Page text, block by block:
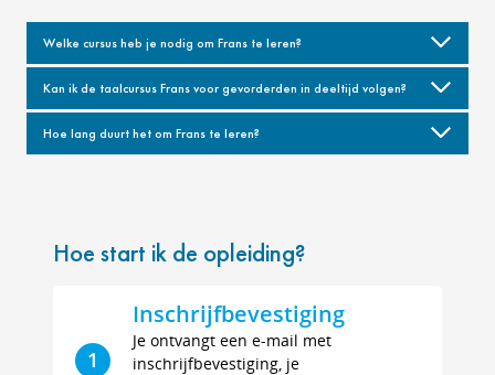
Welke cursus heb je nodig om Frans te leren?
Kan ik de taalcursus Frans voor gevorderden in deeltijd volgen?
Hoe lang duurt het om Frans te leren?
Hoe start ik de opleiding?
1
Inschrijfbevestiging
Je ontvangt een e-mail met
inschrijfbevestiging, je